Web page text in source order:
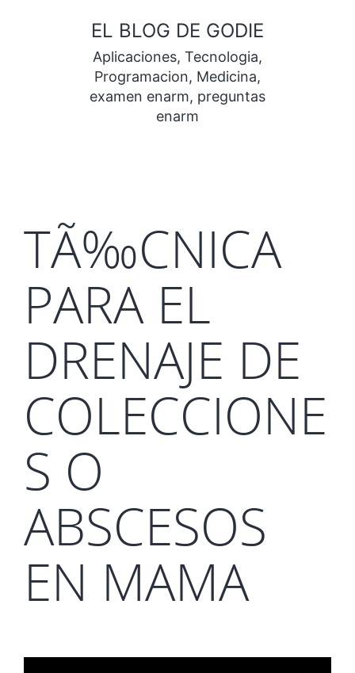
contenido
EL BLOG DE GODIE
Aplicaciones, Tecnologia,
Programacion, Medicina,
examen enarm, preguntas
enarm
TÃ‰CNICA
PARA EL
DRENAJE DE
COLECCIONE
S O
ABSCESOS
EN MAMA